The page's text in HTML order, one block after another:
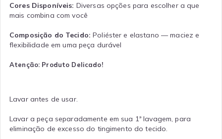
Cores Disponíveis: Diversas opções para escolher a que
mais combina com você
Composição do Tecido: Poliéster e elastano — maciez e
flexibilidade em uma peça durável
Atenção: Produto Delicado!
Lavar antes de usar.
Lavar a peça separadamente em sua 1ª lavagem, para
eliminação de excesso do tingimento do tecido.